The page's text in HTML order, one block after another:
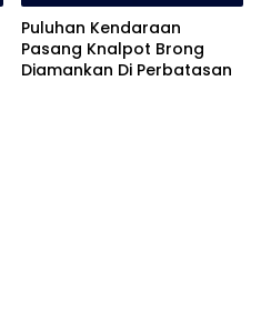
Puluhan Kendaraan
Pasang Knalpot Brong
Diamankan Di Perbatasan